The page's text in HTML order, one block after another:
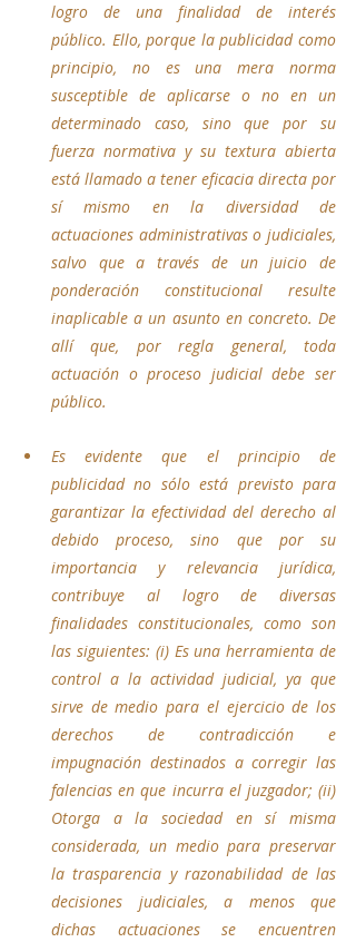
logro de una finalidad de interés
público. Ello, porque la publicidad como
principio, no es una mera norma
susceptible de aplicarse o no en un
determinado caso, sino que por su
fuerza normativa y su textura abierta
está llamado a tener eficacia directa por
sí mismo en la diversidad de
actuaciones administrativas o judiciales,
salvo que a través de un juicio de
ponderación constitucional resulte
inaplicable a un asunto en concreto. De
allí que, por regla general, toda
actuación o proceso judicial debe ser
público.
Es evidente que el principio de
publicidad no sólo está previsto para
garantizar la efectividad del derecho al
debido proceso, sino que por su
importancia y relevancia jurídica,
contribuye al logro de diversas
finalidades constitucionales, como son
las siguientes: (i) Es una herramienta de
control a la actividad judicial, ya que
sirve de medio para el ejercicio de los
derechos de contradicción e
impugnación destinados a corregir las
falencias en que incurra el juzgador; (ii)
Otorga a la sociedad en sí misma
considerada, un medio para preservar
la trasparencia y razonabilidad de las
decisiones judiciales, a menos que
dichas actuaciones se encuentren